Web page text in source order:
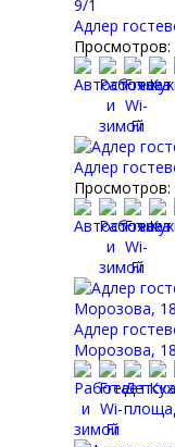
Адлер
Просмотров:
Адлер
Просмотров:
Адлер
Морозова,